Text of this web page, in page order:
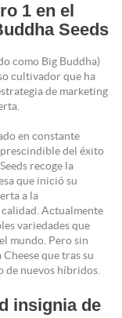
1 en el
Seeds
como Big Buddha)
cultivador que ha
de marketing
en constante
del éxito
recoge la
que inició su
a la
Actualmente
variedades que
mundo. Pero sin
que tras su
de nuevos híbridos.
insignia de